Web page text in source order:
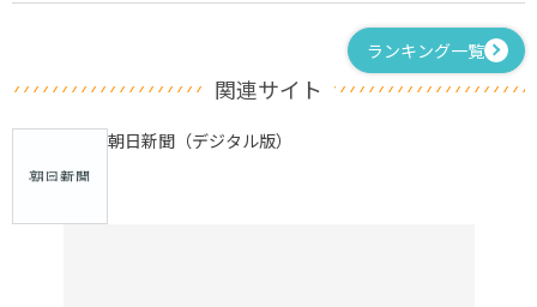
ランキング一覧
関連サイト
朝日新聞（デジタル版）